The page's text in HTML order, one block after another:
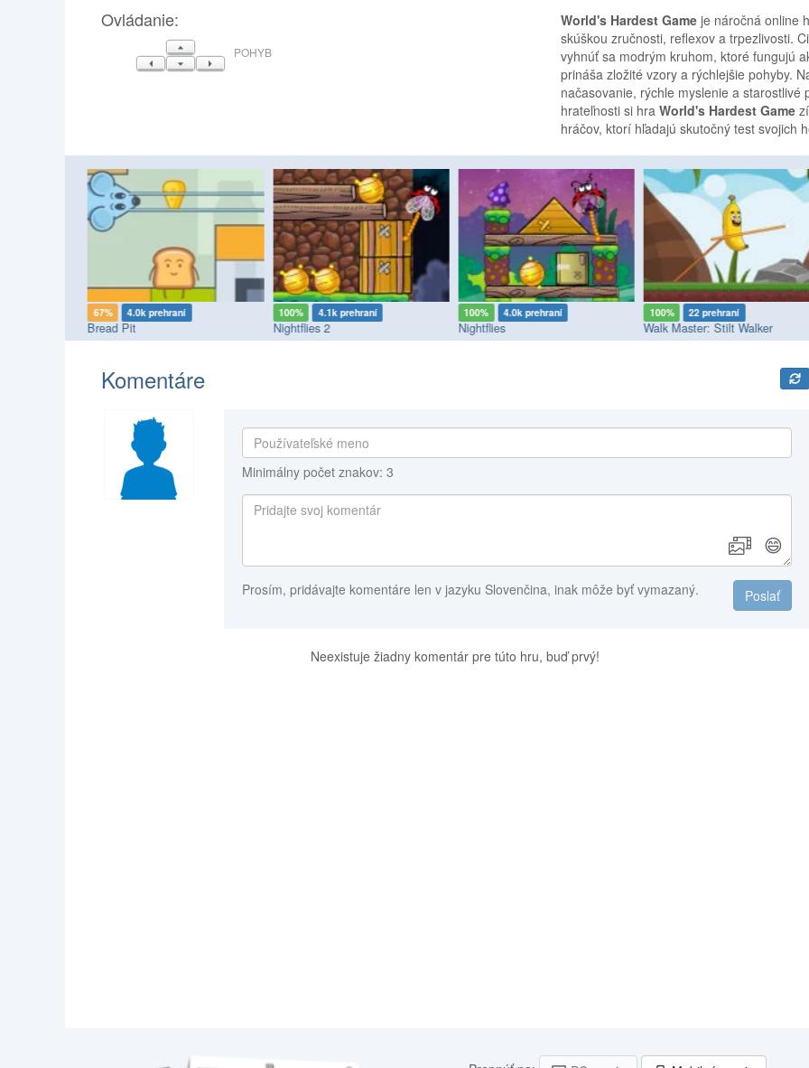
Ovládanie:
HORE
VĽAVODOLEVPRAVO
POHYB
World's Hardest Game je náročná online
skúškou zručnosti, reflexov a trpezlivosti.
vyhnúť sa modrým kruhom, ktoré fungujú
prináša zložité vzory a rýchlejšie pohyby.
načasovanie, rýchle myslenie a
hrateľnosti si hraWorld's Hardest Game
hráčov, ktorí hľadajú skutočný test svojich
67% 4.0k prehraní
Bread Pit
100% 4.1k prehraní
Nightflies 2
100% 4.0k prehraní
Nightflies
100% 22 prehraní
Walk Master: Stilt Walker
Komentáre
Minimálny počet znakov: 3
😄
Poslať
Prosím, pridávajte komentáre len v jazyku Slovenčina, inak môže byť vymazaný.
Neexistuje žiadny komentár pre túto hru, buď prvý!